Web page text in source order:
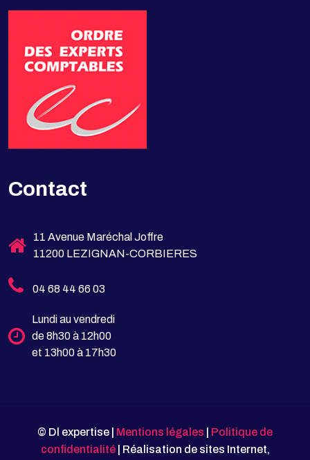
Contact
11 Avenue Maréchal Joffre
11200 LEZIGNAN-CORBIERES
04 68 44 66 03
Lundi au vendredi
de 8h30 à 12h00
et 13h00 à 17h30
© Dl expertise | Mentions légales
Politique de
confidentialité| Réalisation de sites Internet,